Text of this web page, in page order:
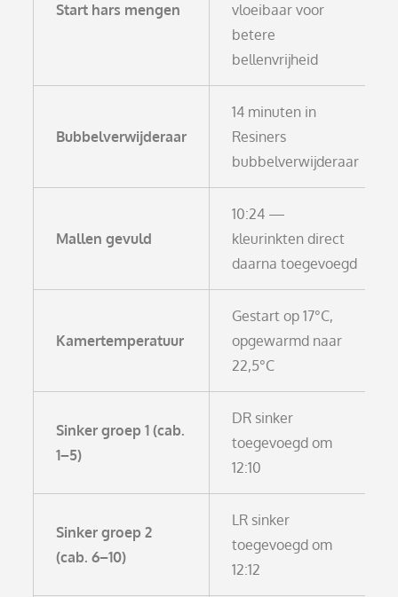
Start hars mengen
vloeibaar voor
betere
bellenvrijheid
Bubbelverwijderaar
14 minuten in
Resiners
bubbelverwijderaar
Mallen gevuld
10:24 —
kleurinkten direct
daarna toegevoegd
Kamertemperatuur
Gestart op 17°C,
opgewarmd naar
22,5°C
Sinker groep 1 (cab.
1–5)
DR sinker
toegevoegd om
12:10
Sinker groep 2
(cab. 6–10)
LR sinker
toegevoegd om
12:12